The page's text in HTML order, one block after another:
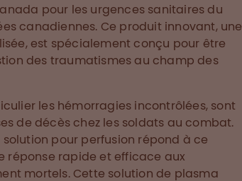
pour les urgences sanitaires du
canadiennes. Ce produit innovant, une
est spécialement conçu pour être
des traumatismes au champ des
les hémorragies incontrôlées, sont
de décès chez les soldats au combat.
solution pour perfusion répond à ce
réponse rapide et efficace aux
mortels. Cette solution de plasma